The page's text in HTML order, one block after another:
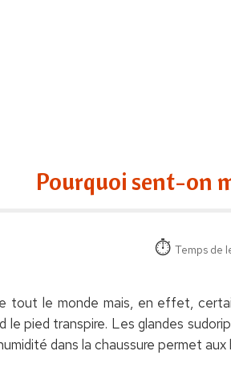
Pourquoi sent-on
Temps de
tout le monde mais, en effet,
le pied transpire. Les glandes
dans la chaussure permet